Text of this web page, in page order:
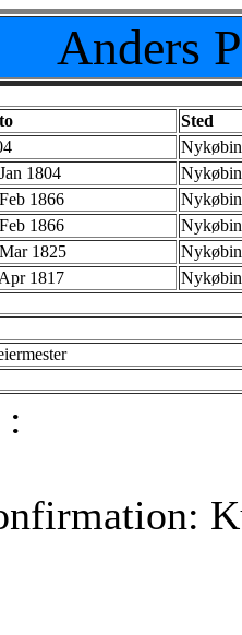
Anders
Sted
1804
1866
1866
1825
1817